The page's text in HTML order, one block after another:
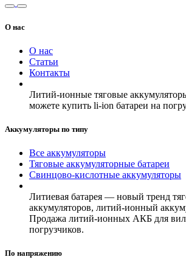
О нас
О нас
Статьи
Контакты
Литий-ионные тяговые
можете купить li-ion батареи на
Аккумуляторы по типу
Все аккумуляторы
Тяговые аккумуляторные батареи
Свинцово-кислотные аккумуляторы
Литиевая батарея — новый тренд
аккумуляторов, литий-ионный
Продажа литий-ионных АКБ для
погрузчиков.
По напряжению